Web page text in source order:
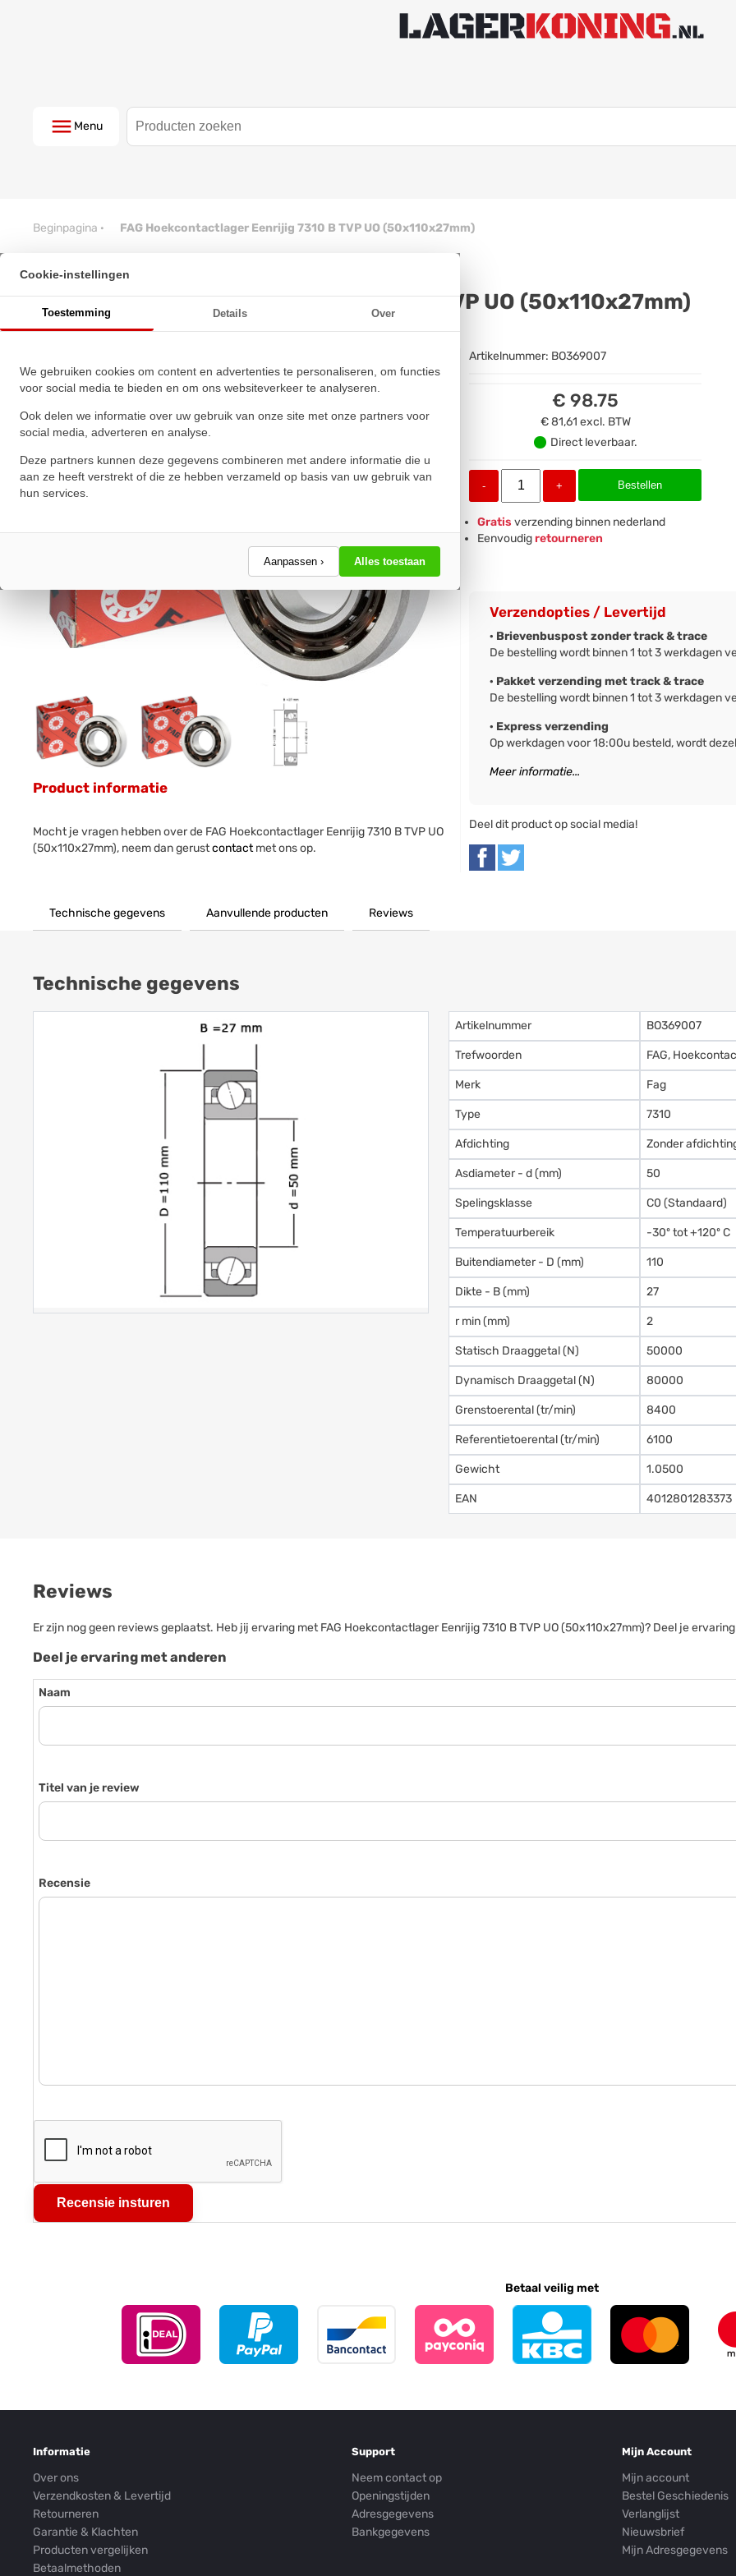
Menu
Beginpagina · FAG Hoekcontactlager Eenrijig 7310 B TVP UO (50x110x27mm)
Cookie-instellingen
Toestemming Details Over
We gebruiken cookies om content en advertenties te personaliseren, om functies
voor social media te bieden en om ons websiteverkeer te analyseren.
Ook delen we informatie over uw gebruik van onze site met onze partners voor
social media, adverteren en analyse.
Deze partners kunnen deze gegevens combineren met andere informatie die u
aan ze heeft verstrekt of die ze hebben verzameld op basis van uw gebruik van
hun services.
Aanpassen › Alles toestaan
FAG Hoekcontactlager Eenrijig 7310 B TVP UO (50x110x27mm)
★★★★★
★★★★★
Product informatie
Mocht je vragen hebben over de FAG Hoekcontactlager Eenrijig 7310 B TVP UO
(50x110x27mm), neem dan gerustcontactmet ons op.
Artikelnummer: BO369007
€ 98.75
€ 81,61 excl. BTW
Direct leverbaar.
- + Bestellen
Gratis verzending binnen nederland
Eenvoudigretourneren
Verzendopties / Levertijd
· Brievenbuspost zonder track & trace
De bestelling wordt binnen 1 tot 3 werkdagen
· Pakket verzending met track & trace
De bestelling wordt binnen 1 tot 3 werkdagen
· Express verzending
Op werkdagen voor 18:00u besteld, wordt
Meer informatie...
Deel dit product op social media!
Technische gegevens Aanvullende producten Reviews
Technische gegevens
Artikelnummer BO369007
Trefwoorden FAG,
Merk Fag
Type 7310
Afdichting Zonder
Asdiameter - d (mm) 50
Spelingsklasse C0 (Standaard)
Temperatuurbereik -30º tot +120º C
Buitendiameter - D (mm) 110
Dikte - B (mm) 27
r min (mm) 2
Statisch Draaggetal (N) 50000
Dynamisch Draaggetal (N) 80000
Grenstoerental (tr/min) 8400
Referentietoerental (tr/min) 6100
Gewicht 1.0500
EAN 4012801283373
Reviews
Er zijn nog geen reviews geplaatst. Heb jij ervaring met FAG Hoekcontactlager Eenrijig 7310 B TVP UO (50x110x27mm)? Deel je
Deel je ervaring met anderen
Naam
Titel van je review
Recensie
Recensie insturen
Betaal veilig met
Informatie
Over ons
Verzendkosten & Levertijd
Retourneren
Garantie & Klachten
Producten vergelijken
Betaalmethoden
Support
Neem contact op
Openingstijden
Adresgegevens
Bankgegevens
Mijn Account
Mijn account
Bestel Geschiedenis
Verlanglijst
Nieuwsbrief
Mijn Adresgegevens